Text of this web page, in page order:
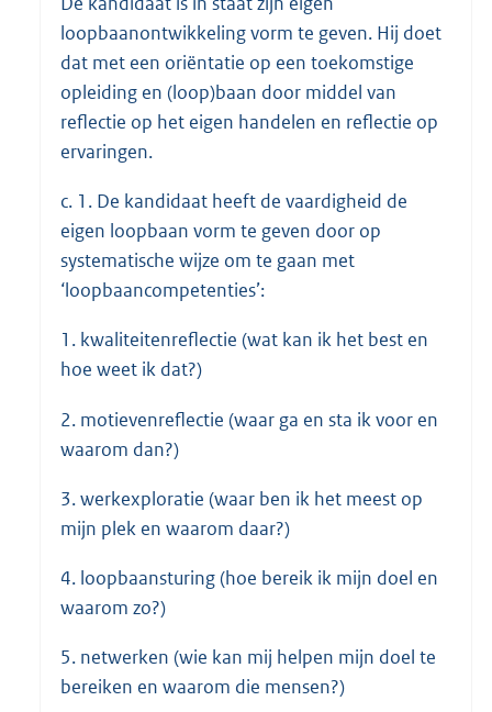
loopbaanontwikkeling vorm te geven. Hij doet
dat met een oriëntatie op een toekomstige
opleiding en (loop)baan door middel van
reflectie op het eigen handelen en reflectie op
ervaringen.
c. 1. De kandidaat heeft de vaardigheid de
eigen loopbaan vorm te geven door op
systematische wijze om te gaan met
‘loopbaancompetenties’:
1. kwaliteitenreflectie (wat kan ik het best en
hoe weet ik dat?)
2. motievenreflectie (waar ga en sta ik voor en
waarom dan?)
3. werkexploratie (waar ben ik het meest op
mijn plek en waarom daar?)
4. loopbaansturing (hoe bereik ik mijn doel en
waarom zo?)
5. netwerken (wie kan mij helpen mijn doel te
bereiken en waarom die mensen?)